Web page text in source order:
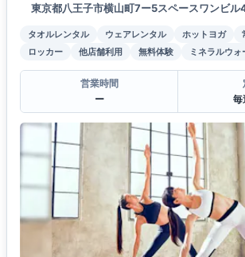
東京都八王子市横山町7ー5スペースワンビル
タオルレンタル ウェアレンタル ホットヨガ
ロッカー
他店舗利用 無料体験 ミネラルウォ
営業時間
ー
毎